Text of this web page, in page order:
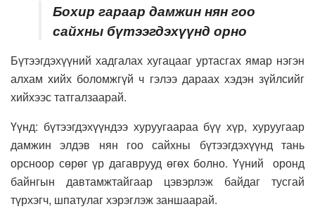
Бохир гараар дамжин нян гоо
сайхны бүтээгдэхүүнд орно
Бүтээгдэхүүний хадгалах хугацааг уртасгах ямар нэгэн
алхам хийх боломжгүй ч гэлээ дараах хэдэн зүйлсийг
хийхээс татгалзаарай.
Үүнд: бүтээгдэхүүндээ хуруугаараа бүү хүр, хуруугаар
дамжин элдэв нян гоо сайхны бүтээгдэхүүнд тань
орсноор сөрөг үр дагаврууд өгөх болно. Үүний оронд
байнгын давтамжтайгаар цэвэрлэж байдаг тусгай
түрхэгч, шпатулаг хэрэглэж заншаарай.